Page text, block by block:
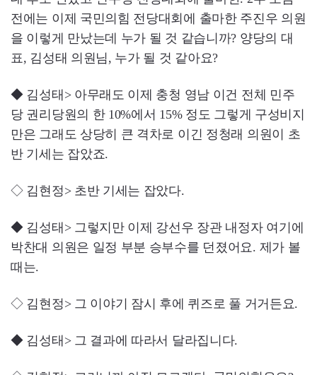
전에는 이제 국민의힘 전당대회에 출마한 주진우 의원
을 이렇게 만났는데 누가 될 것 같습니까? 양당의 대
표, 김성태 의원님, 누가 될 것 같아요?
◆ 김성태> 아무래도 이제 충청 영남 이건 전체 민주
당 권리당원의 한 10%에서 15% 정도 그렇게 구성비지
만은 그래도 상당히 큰 격차로 이긴 정청래 의원이 초
반 기세는 잡았죠.
◇ 김현정> 초반 기세는 잡았다.
◆ 김성태> 그렇지만 이제 강선우 장관 내정자 여기에
박찬대 의원은 일정 부분 승부수를 던졌어요. 제가 볼
때는.
◇ 김현정> 그 이야기 잠시 후에 퀴즈로 풀 거거든요.
◆ 김성태> 그 결과에 따라서 달라집니다.